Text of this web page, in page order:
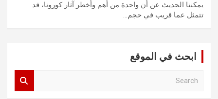
يمكننا الحديث عن أن واحدة من أهم وأخطر آثار كورونا، قد
تتمثل عما قريب في حجم…
ابحث في الموقع